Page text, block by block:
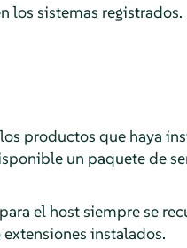
los sistemas registrados.
productos que haya
un paquete de
el host siempre se
instalados.